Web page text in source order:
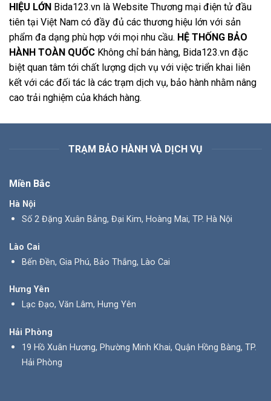
HIỆU LỚN Bida123.vn là Website Thương mại điện tử đầu
tiên tại Việt Nam có đầy đủ các thương hiệu lớn với sản
phẩm đa dạng phù hợp với mọi nhu cầu. HỆ THỐNG BẢO
HÀNH TOÀN QUỐC Không chỉ bán hàng, Bida123.vn đặc
biệt quan tâm tới chất lượng dịch vụ với việc triển khai liên
kết với các đối tác là các trạm dịch vụ, bảo hành nhằm nâng
cao trải nghiệm của khách hàng.
TRẠM BẢO HÀNH VÀ DỊCH VỤ
Miền Bắc
Hà Nội
Số 2 Đặng Xuân Bảng, Đại Kim, Hoàng Mai, TP. Hà Nội
Lào Cai
Bến Đền, Gia Phú, Bảo Thắng, Lào Cai
Hưng Yên
Lạc Đạo, Văn Lâm, Hưng Yên
Hải Phòng
19 Hồ Xuân Hương, Phường Minh Khai, Quận Hồng Bàng, TP.
Hải Phòng